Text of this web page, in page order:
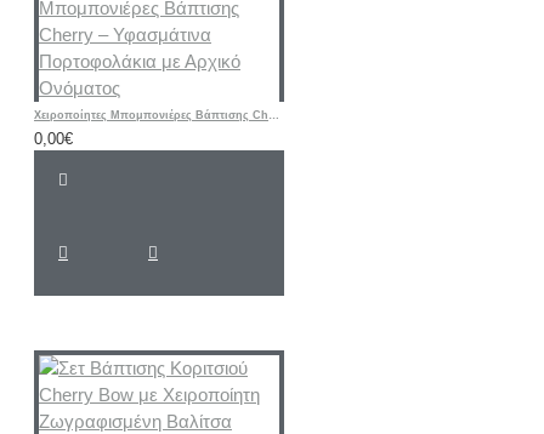
Χειροποίητες Μπομπονιέρες Βάπτισης Cherry – Υφασμάτινα Πορτοφολάκια με Αρχικό Ονόματος
0,00€